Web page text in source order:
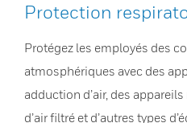
Protection
Protégez les employés des
atmosphériques avec des
adduction d’air, des
d’air filtré et d’autres types